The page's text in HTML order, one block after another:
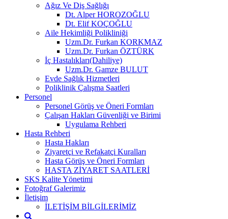
Ağız Ve Diş Sağlığı
Dt. Alper HOROZOĞLU
Dt. Elif KOÇOĞLU
Aile Hekimliği Polikliniği
Uzm.Dr. Furkan KORKMAZ
Uzm.Dr. Furkan ÖZTÜRK
İç Hastalıkları(Dahiliye)
Uzm.Dr. Gamze BULUT
Evde Sağlık Hizmetleri
Poliklinik Çalışma Saatleri
Personel
Personel Görüş ve Öneri Formları
Çalışan Hakları Güvenliği ve Birimi
Uygulama Rehberi
Hasta Rehberi
Hasta Hakları
Ziyaretçi ve Refakatçi Kuralları
Hasta Görüş ve Öneri Formları
HASTA ZİYARET SAATLERİ
SKS Kalite Yönetimi
Fotoğraf Galerimiz
İletişim
İLETİŞİM BİLGİLERİMİZ